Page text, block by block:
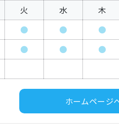
火 水 木
● ● ●
● ● ●
ホームページ